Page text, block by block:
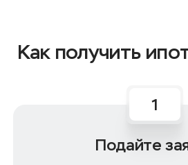
Как получить
Подайте